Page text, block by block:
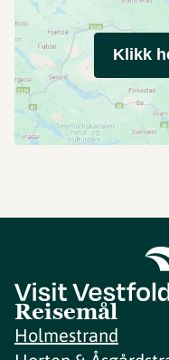
Klikk
Reisemål
Holmestrand